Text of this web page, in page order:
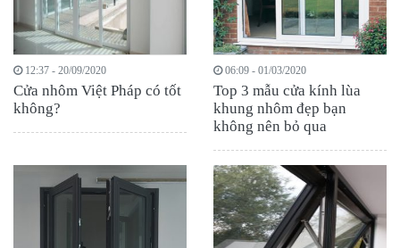
12:37 - 20/09/2020
Cửa nhôm Việt Pháp có tốt
không?
06:09 - 01/03/2020
Top 3 mẫu cửa kính lùa
khung nhôm đẹp bạn
không nên bỏ qua